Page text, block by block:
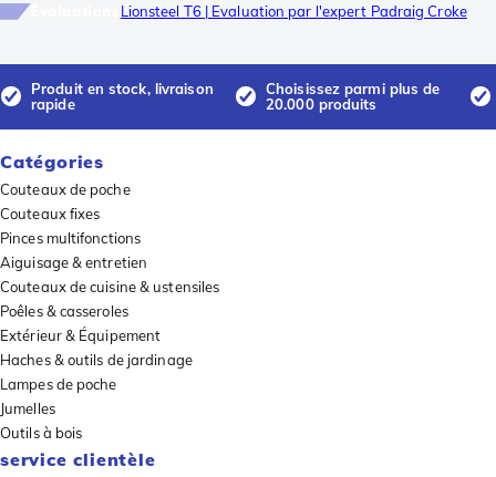
Lionsteel T6 | Evaluation par l'expert Padraig Croke
Produit en stock, livraison
rapide
Choisissez parmi plus de
20.000 produits
Catégories
Couteaux de poche
Couteaux fixes
Pinces multifonctions
Aiguisage & entretien
Couteaux de cuisine & ustensiles
Poêles & casseroles
Extérieur & Équipement
Haches & outils de jardinage
Lampes de poche
Jumelles
Outils à bois
service clientèle